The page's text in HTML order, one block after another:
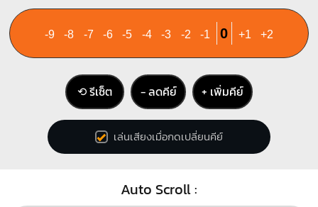
-9 -8 -7 -6 -5 -4 -3 -2 -1 0 +1 +2
⟲ รีเซ็ต − ลดคีย์ + เพิ่มคีย์
เล่นเสียงเมื่อกดเปลี่ยนคีย์
Auto Scroll :